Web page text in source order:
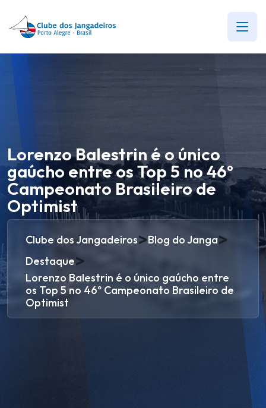
Lorenzo Balestrin é o único
gaúcho entre os Top 5 no 46º
Campeonato Brasileiro de
Optimist
Clube dos Jangadeiros>Blog do Janga>
Destaque>
Lorenzo Balestrin é o único gaúcho entre
os Top 5 no 46º Campeonato Brasileiro de
Optimist